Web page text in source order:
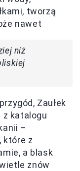
tworzą
nawet
niż
Zaułek
z katalogu
–
które z
a blask
znów